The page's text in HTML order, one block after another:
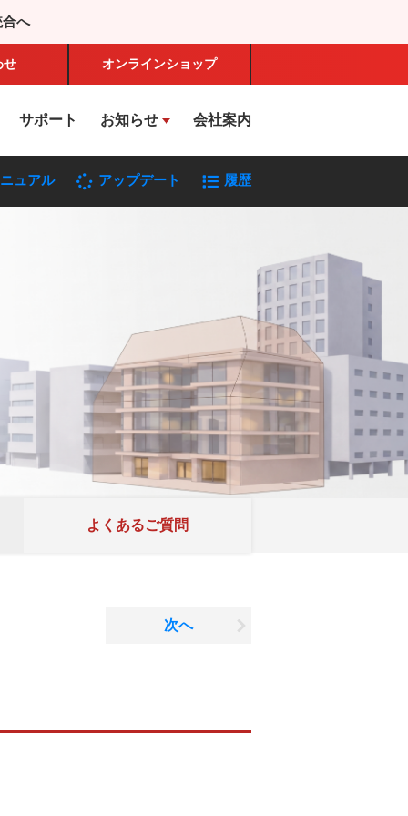
へ
せ オンラインショップ
サポート お知らせ 会社案内
ュアル アップデート 履歴
よくあるご質問
次へ